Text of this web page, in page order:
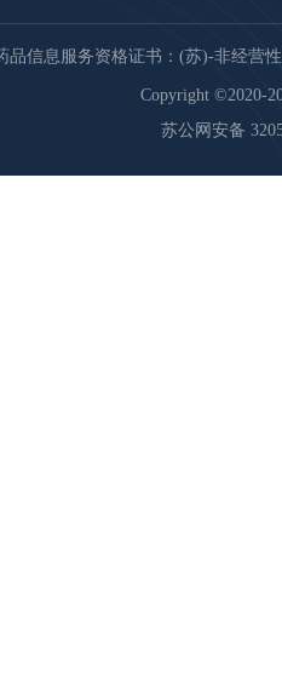
品信息服务资格证书：(苏)-非经营性
Copyright ©2020-
苏公网安备